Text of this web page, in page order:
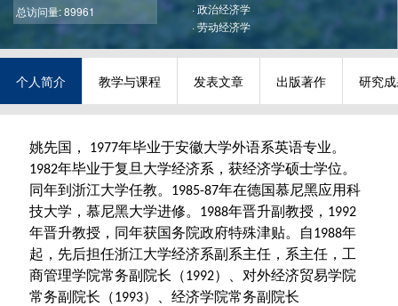
总访问量: 89961
·政治经济学
·劳动经济学
个人简介 教学与课程 发表文章 出版著作 研究
姚先国， 1977年毕业于安徽大学外语系英语专业。
1982年毕业于复旦大学经济系，获经济学硕士学位。
同年到浙江大学任教。
1985-87年在德国慕尼黑应用科
技大学，慕尼黑大学进修。
1988年晋升副教授， 1992
年晋升教授，同年获国务院政府特殊津贴。自1988年
起，先后担任浙江大学经济系副系主任，系主任，工
商管理学院常务副院长（1992）、对外经济贸易学院
常务副院长（1993）、经济学院常务副院长